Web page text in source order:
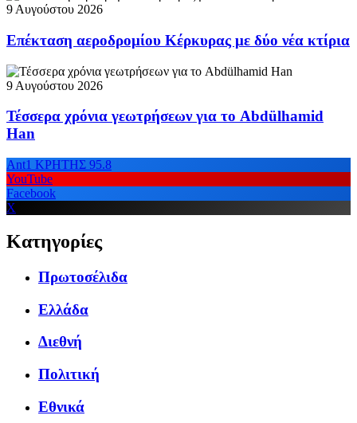
9 Αυγούστου 2026
Επέκταση αεροδρομίου Κέρκυρας με δύο νέα κτίρια
9 Αυγούστου 2026
Τέσσερα χρόνια γεωτρήσεων για το Abdülhamid
Han
Ant1 ΚΡΗΤΗΣ 95.8
YouTube
Facebook
X
Κατηγορίες
Πρωτοσέλιδα
Ελλάδα
Διεθνή
Πολιτική
Εθνικά